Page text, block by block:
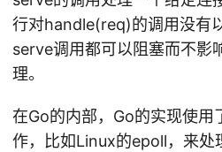
行对handle(req)的调用没有
serve调用都可以阻塞而不影
理。
在Go的内部，Go的实现使用
作，比如Linux的epoll，来处